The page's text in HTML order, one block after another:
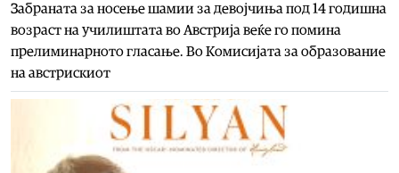
Забраната за носење шамии за девојчиња под 14 годишна
возраст на училиштата во Австрија веќе го помина
прелиминарното гласање. Во Комисијата за образование
на австрискиот